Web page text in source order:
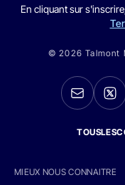
En cliquant sur
© 2026 Talmont
MIEUX NOUS CONNAITRE